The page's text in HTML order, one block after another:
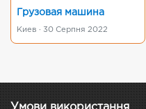
Грузовая машина
Киев · 30 Серпня 2022